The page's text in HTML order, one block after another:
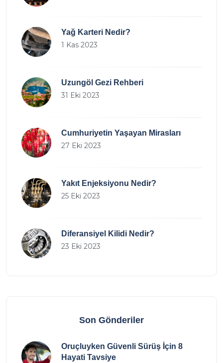
Yağ Karteri Nedir?
1 Kas 2023
Uzungöl Gezi Rehberi
31 Eki 2023
Cumhuriyetin Yaşayan Mirasları
27 Eki 2023
Yakıt Enjeksiyonu Nedir?
25 Eki 2023
Diferansiyel Kilidi Nedir?
23 Eki 2023
Son Gönderiler
Oruçluyken Güvenli Sürüş İçin 8
Hayati Tavsiye